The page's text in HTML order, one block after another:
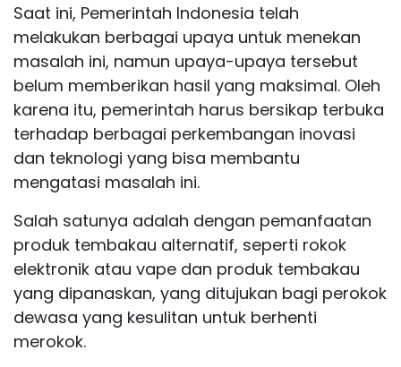
Saat ini, Pemerintah Indonesia telah
melakukan berbagai upaya untuk menekan
masalah ini, namun upaya-upaya tersebut
belum memberikan hasil yang maksimal. Oleh
karena itu, pemerintah harus bersikap terbuka
terhadap berbagai perkembangan inovasi
dan teknologi yang bisa membantu
mengatasi masalah ini.
Salah satunya adalah dengan pemanfaatan
produk tembakau alternatif, seperti rokok
elektronik atau vape dan produk tembakau
yang dipanaskan, yang ditujukan bagi perokok
dewasa yang kesulitan untuk berhenti
merokok.